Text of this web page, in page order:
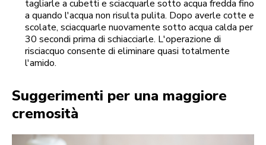
tagliarle a cubetti e sciacquarle sotto acqua fredda fino
a quando l'acqua non risulta pulita. Dopo averle cotte e
scolate, sciacquarle nuovamente sotto acqua calda per
30 secondi prima di schiacciarle. L'operazione di
risciacquo consente di eliminare quasi totalmente
l'amido.
Suggerimenti per una maggiore
cremosità